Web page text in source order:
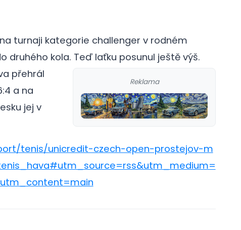
turnaji kategorie challenger v rodném
druhého kola. Teď laťku posunul ještě výš.
Reklama
přehrál
a na
jej v
tenis/unicredit-czech-open-prostejov-m